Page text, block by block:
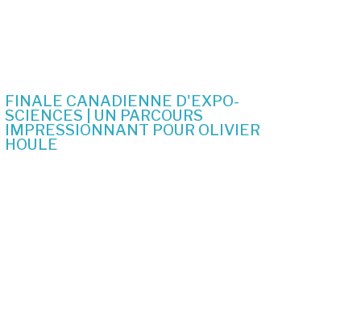
FINALE CANADIENNE D'EXPO-
SCIENCES | UN PARCOURS
IMPRESSIONNANT POUR OLIVIER
HOULE